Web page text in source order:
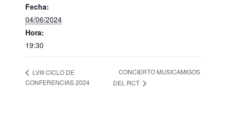
Fecha:
04/06/2024
Hora:
19:30
LVIII CICLO DE
CONFERENCIAS 2024
CONCIERTO MUSICAMIGOS
DEL RCT